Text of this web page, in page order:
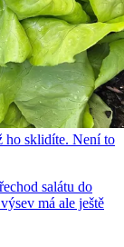
ho sklidíte. Není to
salátu do
má ale ještě